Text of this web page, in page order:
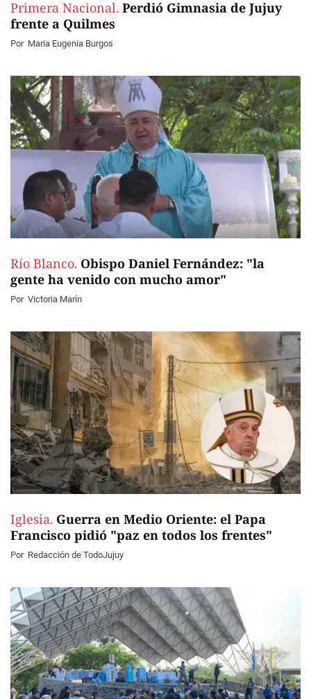
Primera Nacional. Perdió Gimnasia de Jujuy
frente a Quilmes
Por Maria Eugenia Burgos
Río Blanco. Obispo Daniel Fernández: "la
gente ha venido con mucho amor"
Por Victoria Marín
Iglesia. Guerra en Medio Oriente: el Papa
Francisco pidió "paz en todos los frentes"
Por Redacción de TodoJujuy